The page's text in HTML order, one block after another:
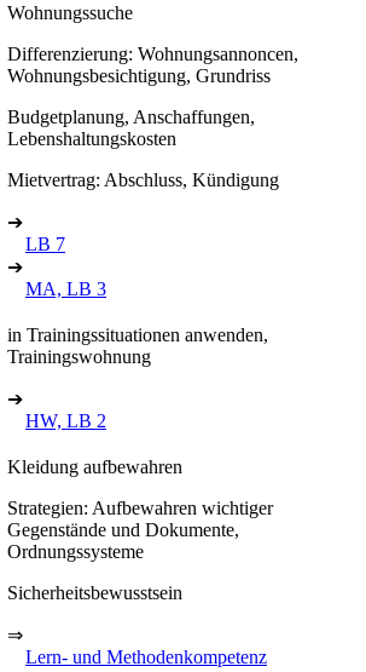
Wohnungssuche
Differenzierung: Wohnungsannoncen,
Wohnungsbesichtigung, Grundriss
Budgetplanung, Anschaffungen,
Lebenshaltungskosten
Mietvertrag: Abschluss, Kündigung
➔
LB 7
➔
MA, LB 3
in Trainingssituationen anwenden,
Trainingswohnung
➔
HW, LB 2
Kleidung aufbewahren
Strategien: Aufbewahren wichtiger
Gegenstände und Dokumente,
Ordnungssysteme
Sicherheitsbewusstsein
⇒
Lern- und Methodenkompetenz